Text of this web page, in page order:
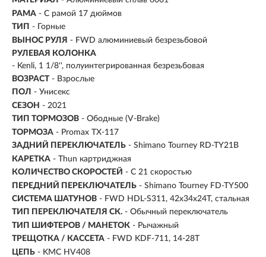
РАМА - С рамой 17 дюймов
ТИП -
Горные
ВЫНОС РУЛЯ - FWD алюминиевый безрезьбовой
РУЛЕВАЯ КОЛОНКА
- Kenli, 1 1/8'', полуинтегрированная безрезьбовая
ВОЗРАСТ - Взрослые
ПОЛ - Унисекс
СЕЗОН - 2021
ТИП ТОРМОЗОВ - Ободные (V-Brake)
ТОРМОЗА - Promax TX-117
ЗАДНИЙ ПЕРЕКЛЮЧАТЕЛЬ - Shimano Tourney RD-TY21B
КАРЕТКА - Thun картриджная
КОЛИЧЕСТВО СКОРОСТЕЙ - С 21 скоростью
ПЕРЕДНИЙ ПЕРЕКЛЮЧАТЕЛЬ - Shimano Tourney FD-TY500
СИСТЕМА ШАТУНОВ - FWD HDL-S311, 42x34x24T, стальная
ТИП ПЕРЕКЛЮЧАТЕЛЯ СК. - Обычный переключатель
ТИП ШИФТЕРОВ / МАНЕТОК - Рычажный
ТРЕЩОТКА / КАССЕТА - FWD KDF-711, 14-28T
ЦЕПЬ - KMC HV408